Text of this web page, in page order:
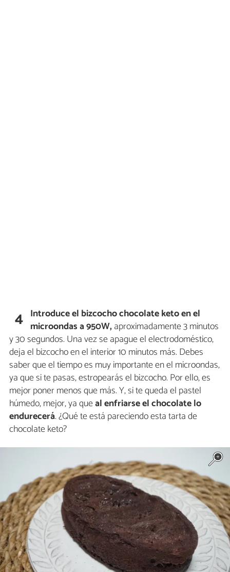
4 Introduce el bizcocho chocolate keto en el
microondas a 950W,aproximadamente 3 minutos
y 30 segundos. Una vez se apague el electrodoméstico,
deja el bizcocho en el interior 10 minutos más. Debes
saber que el tiempo es muy importante en el microondas,
ya que si te pasas, estropearás el bizcocho. Por ello, es
mejor poner menos que más. Y, si te queda el pastel
húmedo, mejor, ya queal enfriarse el chocolate lo
endurecerá. ¿Qué te está pareciendo esta tarta de
chocolate keto?